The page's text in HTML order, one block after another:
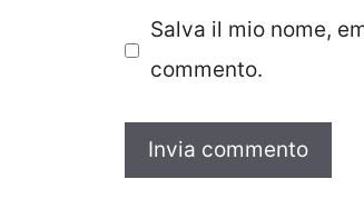
Salva il mio nome,
commento.